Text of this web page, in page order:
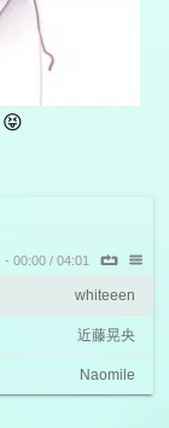
- 00:00 / 04:01
whiteeen
近藤晃央
Naomile